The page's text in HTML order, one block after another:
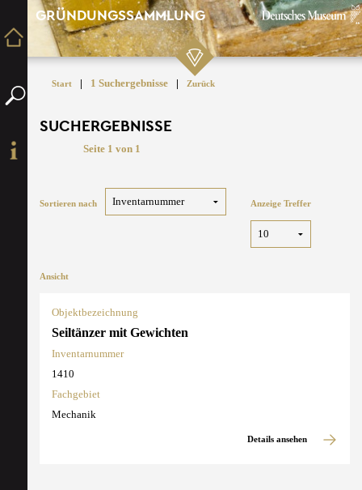
GRÜNDUNGSSAMMLUNG
Start | 1 Suchergebnisse | Zurück
SUCHERGEBNISSE
Seite 1 von 1
Sortieren nach Anzeige Treffer
Ansicht
Objektbezeichnung
Seiltänzer mit Gewichten
Inventarnummer
1410
Fachgebiet
Mechanik
Details ansehen